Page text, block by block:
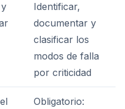
Identificar,
documentar y
clasificar los
modos de falla
por criticidad
Obligatorio: